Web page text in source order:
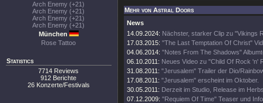
Arch Enemy (+21)
Arch Enemy (+21)
Arch Enemy (+21)
Arch Enemy (+21)
München
Rose Tattoo
Statistics
7714 Reviews
912 Berichte
26 Konzerte/Festivals
Mehr von Astral Doors
News
14.09.2024: Nächster, starker Clip zu "Vikings
17.03.2015: "The Last Temptation Of Christ"
04.06.2014: "Notes From The Shadows"
06.10.2011: Neues Video zu "Child Of Rock 'n'
31.08.2011: "Jerusalem" Trailer der Dio/
17.08.2011: "Jerusalem" erscheint im Oktober.
30.05.2011: Derzeit im Studio, Release im
07.12.2009: "Requiem Of Time" Teaser und